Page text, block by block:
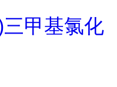
甲基氯化